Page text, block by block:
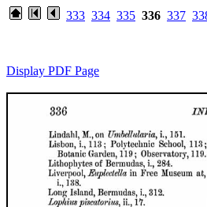
333 334 335 336 337
Display PDF Page